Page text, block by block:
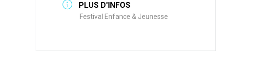
PLUS D'INFOS
Festival Enfance & Jeunesse